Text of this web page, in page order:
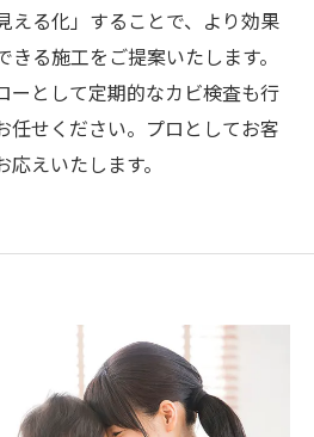
える化」することで、より効果
る施工をご提案いたします。
ーとして定期的なカビ検査も行
任せください。プロとしてお客
えいたします。